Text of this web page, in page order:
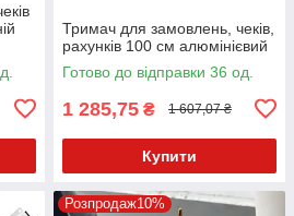
Тримач для замовлень, чеків,
рахунків 100 см алюмінієвий
Готово до відправки 36 од.
1 285,75 ₴ 1 607,07 ₴
Купити
Розпродаж10%